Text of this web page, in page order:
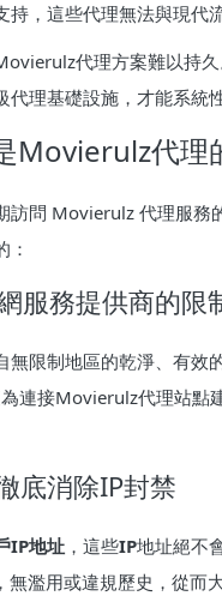
，這些代理無法與現代
代理方案難以持
理基礎設施，才能系統
Movierulz代理
訪問 Movierulz 代理服務
：
服務提供商的限
無限制地區的乾淨、有效
連接Movierulz代理站點
底消除IP封禁
IP地址 ，這些IP地址絕不
濫用或違規歷史，從而